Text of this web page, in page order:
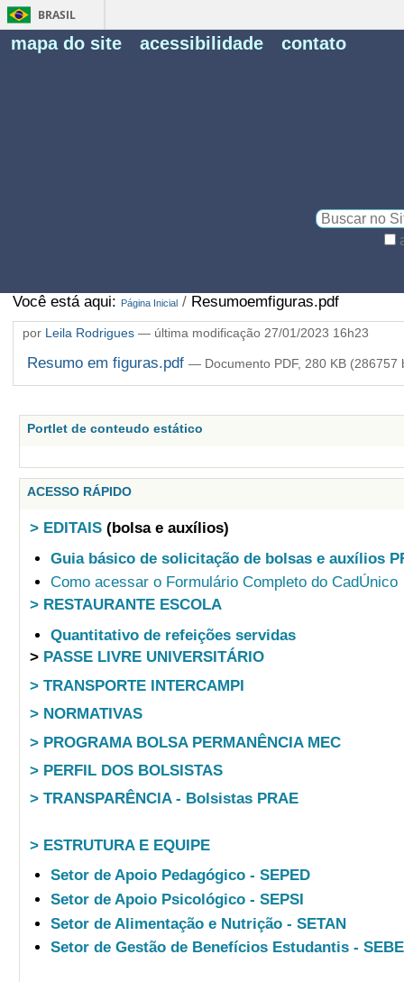
BRASIL
mapa do site acessibilidade contato
Você está aqui: Página Inicial / Resumoemfiguras.pdf
por Leila Rodrigues— última modificação27/01/2023 16h23
Resumo em figuras.pdf — Documento PDF, 280 KB (286757
Portlet de conteudo estático
ACESSO RÁPIDO
> EDITAIS (bolsa e auxílios)
Guia básico de solicitação de bolsas e auxílios
Como acessar o Formulário Completo do CadÚnico
> RESTAURANTE ESCOLA
Quantitativo de refeições servidas
> PASSE LIVRE UNIVERSITÁRIO
> TRANSPORTE INTERCAMPI
> NORMATIVAS
> PROGRAMA BOLSA PERMANÊNCIA MEC
> PERFIL DOS BOLSISTAS
> TRANSPARÊNCIA - Bolsistas PRAE
> ESTRUTURA E EQUIPE
Setor de Apoio Pedagógico - SEPED
Setor de Apoio Psicológico - SEPSI
Setor de Alimentação e Nutrição - SETAN
Setor de Gestão de Benefícios Estudantis -